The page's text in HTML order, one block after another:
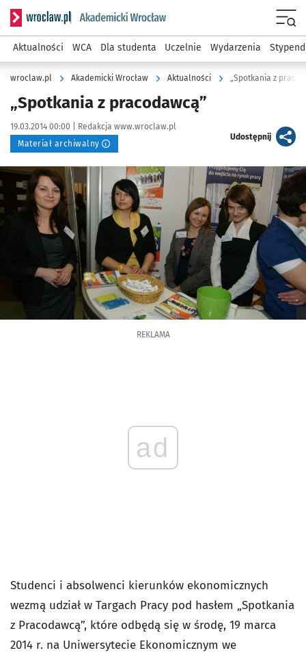
Serwis informacyjny wroclaw.pl podserwis: Akademicki
Aktualności WCA Dla studenta Uczelnie Wydarzenia
wroclaw.pl Akademicki Wrocław Aktualności „Spotkania z
„Spotkania z pracodawcą”
Data publikacji:
19.03.2014 00:00 | Autor:
Redakcja www.wroclaw.pl
Materiał archiwalny
Udostępnijartykuł
Kliknij, aby powiększyć
REKLAMA
ad
Studenci i absolwenci kierunków ekonomicznych
wezmą udział w Targach Pracy pod hasłem „Spotkania
z Pracodawcą”, które odbędą się w środę, 19 marca
2014 r. na Uniwersytecie Ekonomicznym we